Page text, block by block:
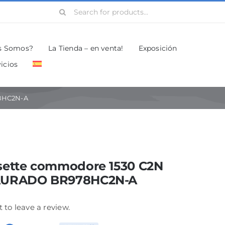
Search
Somos? La Tienda – en venta!
Exposición
A
commodore 1530 C2N
BR978HC2N-A
to leave a review.